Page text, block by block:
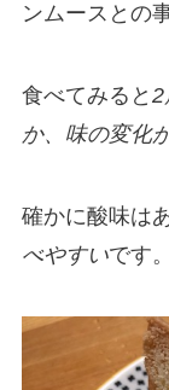
ンムースとの事
食べてみると 2
か、味の変化
確かに酸味は
べやすいです。